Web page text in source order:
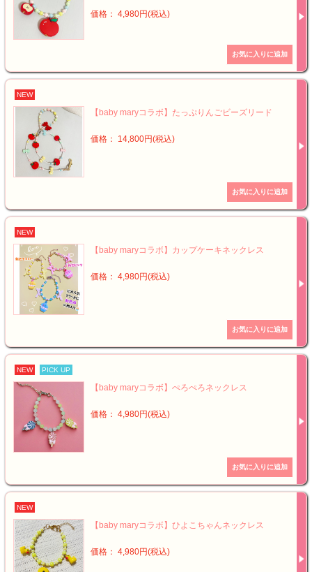
価格： 4,980円(税込)
NEW
【baby maryコラボ】たっぷりんごビーズリード
価格： 14,800円(税込)
NEW
【baby maryコラボ】カップケーキネックレス
価格： 4,980円(税込)
NEW PICK UP
【baby maryコラボ】ぺろぺろネックレス
価格： 4,980円(税込)
NEW
【baby maryコラボ】ひよこちゃんネックレス
価格： 4,980円(税込)